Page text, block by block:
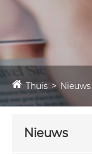
Thuis Nieuws
Nieuws